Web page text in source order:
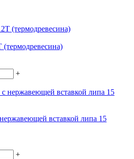
+
вставкой липа 15
+